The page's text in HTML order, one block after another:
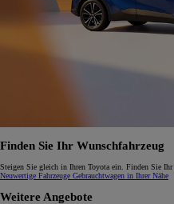
Finden Sie Ihr Wunschfahrzeug
Steigen Sie gleich in Ihren Toyota ein. Finden Sie Ihr
Neuwertige Fahrzeuge Gebrauchtwagen in Ihrer Nähe
Weitere Angebote